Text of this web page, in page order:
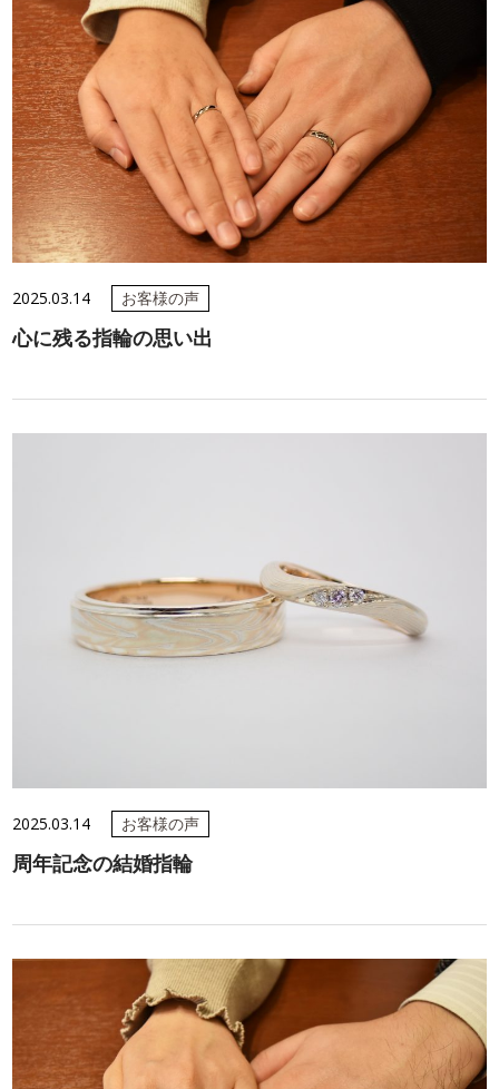
2025.03.14 お客様の声
心に残る指輪の思い出
2025.03.14 お客様の声
周年記念の結婚指輪